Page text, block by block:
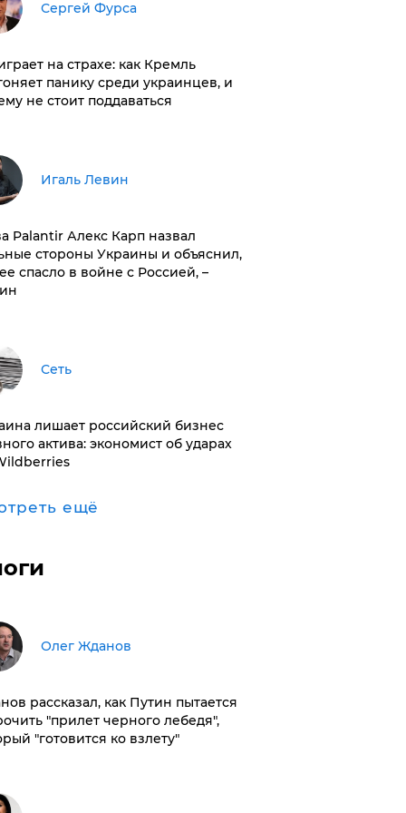
Сергей Фурса
на страхе: как Кремль
панику среди украинцев, и
не стоит поддаваться
Игаль Левин
Palantir Алекс Карп назвал
стороны Украины и объяснил,
спасло в войне с Россией, –
Сеть
лишает российский бизнес
актива: экономист об ударах
ещё
Олег Жданов
рассказал, как Путин пытается
"прилет черного лебедя",
"готовится ко взлету"